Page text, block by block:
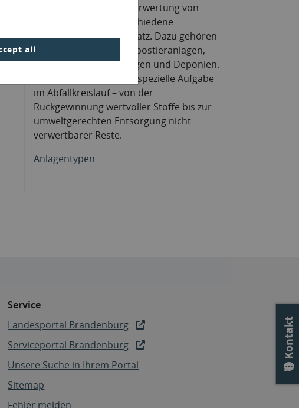
Zur Behandlung und Verwertung von
Abfällen kommen verschiedene
Anlagentypen zum Einsatz. Dazu gehören
Recyclinganlagen, Kompostieranlagen,
Müllverbrennungsanlagen und Deponien.
Jede Anlage erfüllt eine spezielle Aufgabe
im Abfallkreislauf – von der
Rückgewinnung wertvoller Stoffe bis zur
umweltgerechten Entsorgung nicht
verwertbarer Reste.
Anlagentypen
all
Service
Landesportal Brandenburg
Serviceportal Brandenburg
Unsere Suche in Ihrem Portal
Sitemap
Fehler melden
Kontakt